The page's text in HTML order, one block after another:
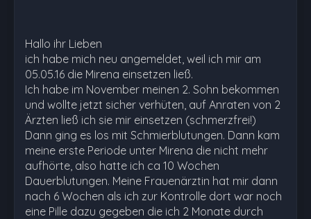
Hallo ihr Lieben
ich habe mich neu angemeldet, weil ich mir am
05.05.16 die Mirena einsetzen ließ.
Ich habe im November meinen 2. Sohn bekommen
und wollte jetzt sicher verhüten, auf Anraten von 2
Ärzten ließ ich sie mir einsetzen (schmerzfrei!)
Dann ging es los mit Schmierblutungen. Dann kam
meine erste Periode unter Mirena die nicht mehr
aufhörte, also hatte ich ca 10 Wochen
Dauerblutungen. Meine Frauenärztin hat mir dann
nach 6 Wochen als ich zur Kontrolle dort war noch
eine Pille dazu gegeben die ich 2 Monate durch